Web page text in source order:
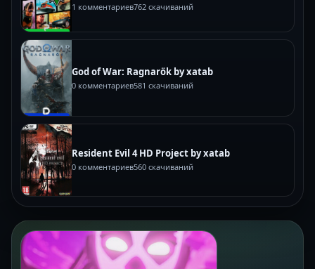
1 комментариев762 скачиваний
God of War: Ragnarök by xatab
0 комментариев581 скачиваний
Resident Evil 4 HD Project by xatab
0 комментариев560 скачиваний